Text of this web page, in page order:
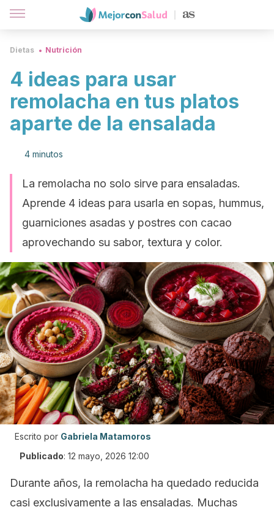
Dietas Nutrición
4 ideas para usar
remolacha en tus platos
aparte de la ensalada
4 minutos
La remolacha no solo sirve para ensaladas.
Aprende 4 ideas para usarla en sopas, hummus,
guarniciones asadas y postres con cacao
aprovechando su sabor, textura y color.
Escrito por Gabriela Matamoros
Publicado: 12 mayo, 2026 12:00
Durante años, la remolacha ha quedado reducida
casi exclusivamente a las ensaladas. Muchas